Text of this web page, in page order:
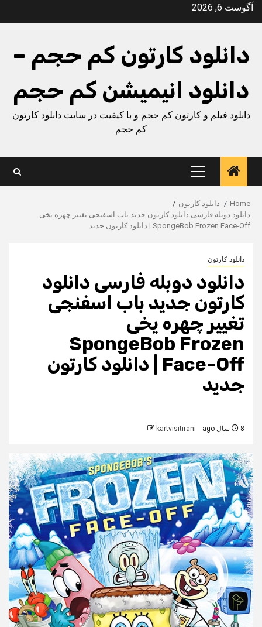
Skipآگوست 6, 2026
دانلود کارتون کم حجم –
دانلود انیمیشن کم حجم
دانلود فیلم و کارتون کم حجم و با کیفیت در سایت دانلود کارتون
کم حجم
Primary
Menu
Home
دانلود کارتون
دانلود دوبله فارسی دانلود کارتون جدید باب اسفنجی تغییر چهره یخی
SpongeBob Frozen Face-Off | دانلود کارتون جدید
دانلود کارتون
دانلود دوبله فارسی دانلود
کارتون جدید باب اسفنجی
تغییر چهره یخی
SpongeBob Frozen
Face-Off | دانلود کارتون
جدید
8 سال ago kartvisitirani